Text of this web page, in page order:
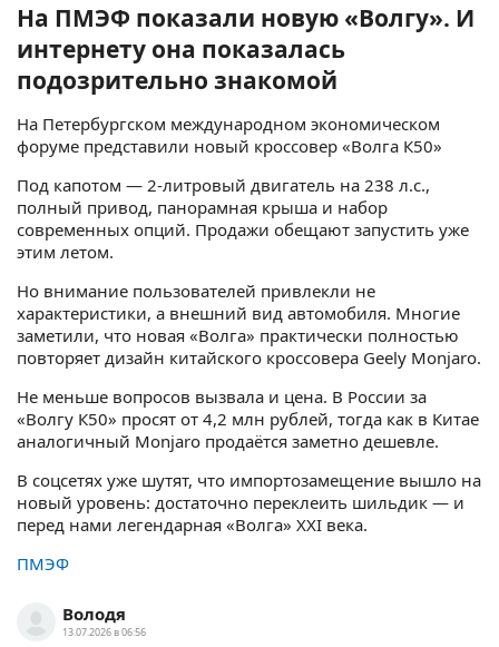
На ПМЭФ показали новую «Волгу». И
интернету она показалась
подозрительно знакомой
На Петербургском международном экономическом
форуме представили новый кроссовер «Волга К50»
Под капотом — 2-литровый двигатель на 238 л.с.,
полный привод, панорамная крыша и набор
современных опций. Продажи обещают запустить уже
этим летом.
Но внимание пользователей привлекли не
характеристики, а внешний вид автомобиля. Многие
заметили, что новая «Волга» практически полностью
повторяет дизайн китайского кроссовера Geely Monjaro.
Не меньше вопросов вызвала и цена. В России за
«Волгу К50» просят от 4,2 млн рублей, тогда как в Китае
аналогичный Monjaro продаётся заметно дешевле.
В соцсетях уже шутят, что импортозамещение вышло на
новый уровень: достаточно переклеить шильдик — и
перед нами легендарная «Волга» XXI века.
ПМЭФ
Володя
13.07.2026 в 06:56